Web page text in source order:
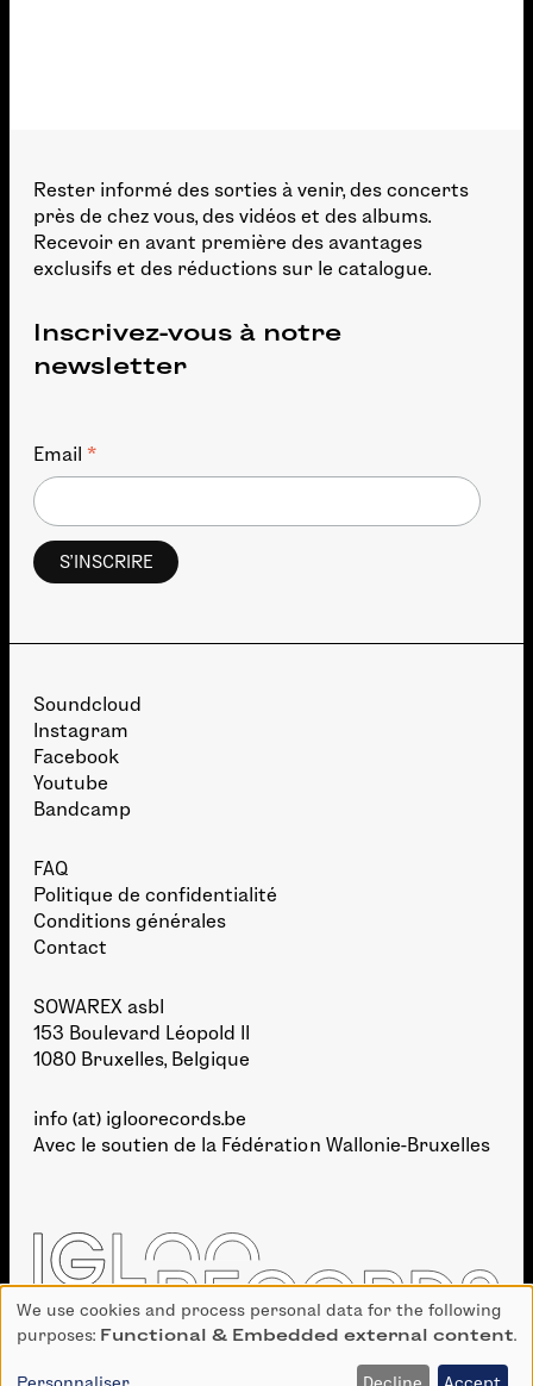
Rester informé des sorties à venir, des concerts
près de chez vous, des vidéos et des albums.
Recevoir en avant première des avantages
exclusifs et des réductions sur le catalogue.
Inscrivez-vous à notre
newsletter
Email *
Soundcloud
Instagram
Facebook
Youtube
Bandcamp
FAQ
Politique de confidentialité
Conditions générales
Contact
SOWAREX asbl
153 Boulevard Léopold II
1080 Bruxelles, Belgique
info (at) igloorecords.be
Avec le soutien de la Fédération Wallonie-Bruxelles
Use
of
We use cookies and process personal data for the following
purposes: Functional & Embedded external content.